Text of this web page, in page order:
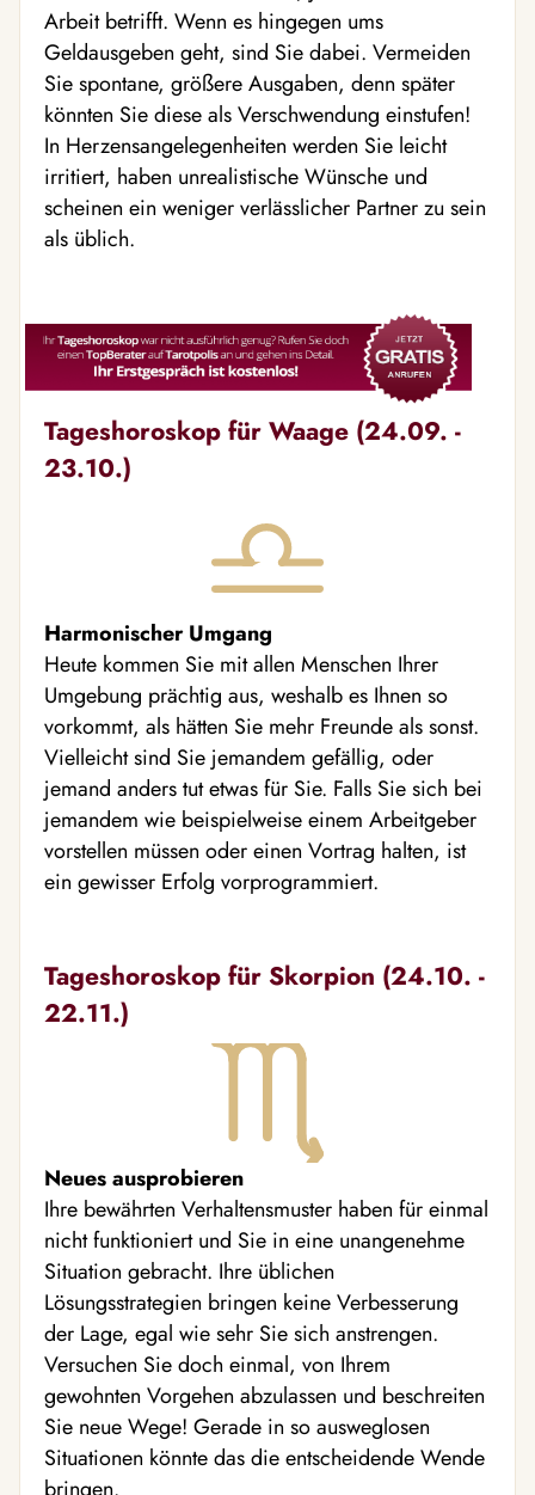
Arbeit betrifft. Wenn es hingegen ums
Geldausgeben geht, sind Sie dabei. Vermeiden
Sie spontane, größere Ausgaben, denn später
könnten Sie diese als Verschwendung einstufen!
In Herzensangelegenheiten werden Sie leicht
irritiert, haben unrealistische Wünsche und
scheinen ein weniger verlässlicher Partner zu sein
als üblich.
Tageshoroskop für Waage (24.09. -
23.10.)
Harmonischer Umgang
Heute kommen Sie mit allen Menschen Ihrer
Umgebung prächtig aus, weshalb es Ihnen so
vorkommt, als hätten Sie mehr Freunde als sonst.
Vielleicht sind Sie jemandem gefällig, oder
jemand anders tut etwas für Sie. Falls Sie sich bei
jemandem wie beispielweise einem Arbeitgeber
vorstellen müssen oder einen Vortrag halten, ist
ein gewisser Erfolg vorprogrammiert.
Tageshoroskop für Skorpion (24.10. -
22.11.)
Neues ausprobieren
Ihre bewährten Verhaltensmuster haben für einmal
nicht funktioniert und Sie in eine unangenehme
Situation gebracht. Ihre üblichen
Lösungsstrategien bringen keine Verbesserung
der Lage, egal wie sehr Sie sich anstrengen.
Versuchen Sie doch einmal, von Ihrem
gewohnten Vorgehen abzulassen und beschreiten
Sie neue Wege! Gerade in so ausweglosen
Situationen könnte das die entscheidende Wende
bringen.